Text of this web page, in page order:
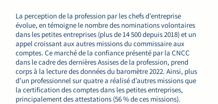
La perception de la profession par les chefs d’entreprise
évolue, en témoigne le nombre des nominations volontaires
dans les petites entreprises (plus de 14 500 depuis 2018) et un
appel croissant aux autres missions du commissaire aux
comptes. Ce marché de la confiance présenté par la CNCC
dans le cadre des dernières Assises de la profession, prend
corps à la lecture des données du baromètre 2022. Ainsi, plus
d’un professionnel sur quatre a réalisé d’autres missions que
la certification des comptes dans les petites entreprises,
principalement des attestations (56 % de ces missions).